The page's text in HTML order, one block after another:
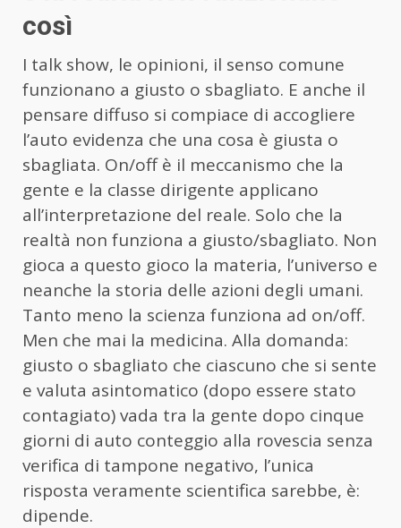
così
I talk show, le opinioni, il senso comune
funzionano a giusto o sbagliato. E anche il
pensare diffuso si compiace di accogliere
l’auto evidenza che una cosa è giusta o
sbagliata. On/off è il meccanismo che la
gente e la classe dirigente applicano
all’interpretazione del reale. Solo che la
realtà non funziona a giusto/sbagliato. Non
gioca a questo gioco la materia, l’universo e
neanche la storia delle azioni degli umani.
Tanto meno la scienza funziona ad on/off.
Men che mai la medicina. Alla domanda:
giusto o sbagliato che ciascuno che si sente
e valuta asintomatico (dopo essere stato
contagiato) vada tra la gente dopo cinque
giorni di auto conteggio alla rovescia senza
verifica di tampone negativo, l’unica
risposta veramente scientifica sarebbe, è:
dipende.